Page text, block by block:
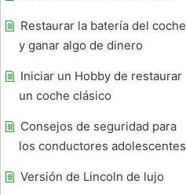
Restaurar la batería del coche
y ganar algo de dinero
Iniciar un Hobby de restaurar
un coche clásico
Consejos de seguridad para
los conductores adolescentes
Versión de Lincoln de lujo